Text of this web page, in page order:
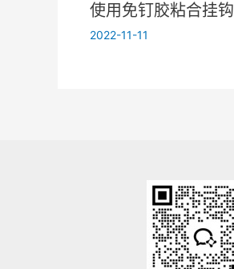
使用免钉胶粘合挂钩
2022-11-11